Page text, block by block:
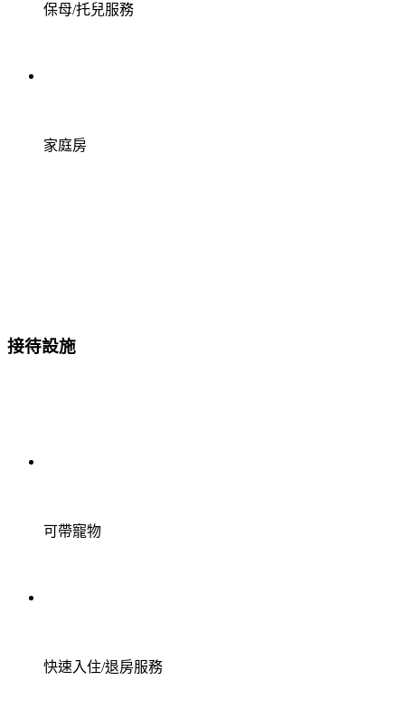
保母/托兒服務
家庭房
接待設施
可帶寵物
快速入住/退房服務